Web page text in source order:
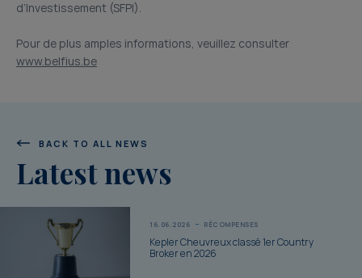
d’Investissement (SFPI).
Pour de plus amples informations, veuillez consulter
www.belfius.be
BACK TO ALL NEWS
Latest news
16.06.2026 RÉCOMPENSES
Kepler Cheuvreux classé 1er Country
Broker en 2026